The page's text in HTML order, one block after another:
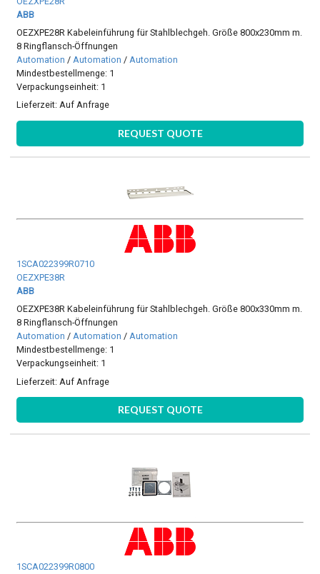
ABB
OEZXPE28R Kabeleinführung für Stahlblechgeh. Größe 800x230mm m.
8 Ringflansch-Öffnungen
Automation / Automation / Automation
Mindestbestellmenge: 1
Verpackungseinheit: 1
Lieferzeit:Auf Anfrage
REQUEST QUOTE
1SCA022399R0710
OEZXPE38R
ABB
OEZXPE38R Kabeleinführung für Stahlblechgeh. Größe 800x330mm m.
8 Ringflansch-Öffnungen
Automation /Automation /Automation
Mindestbestellmenge: 1
Verpackungseinheit: 1
Lieferzeit: Auf Anfrage
REQUEST QUOTE
1SCA022399R0800